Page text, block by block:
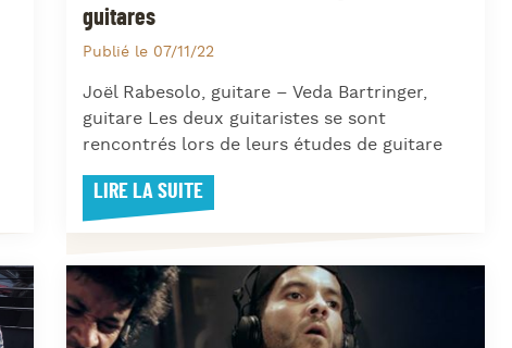
guitares
Publié le 07/11/22
Joël Rabesolo, guitare – Veda Bartringer,
guitare Les deux guitaristes se sont
rencontrés lors de leurs études de guitare
LIRE LA SUITE